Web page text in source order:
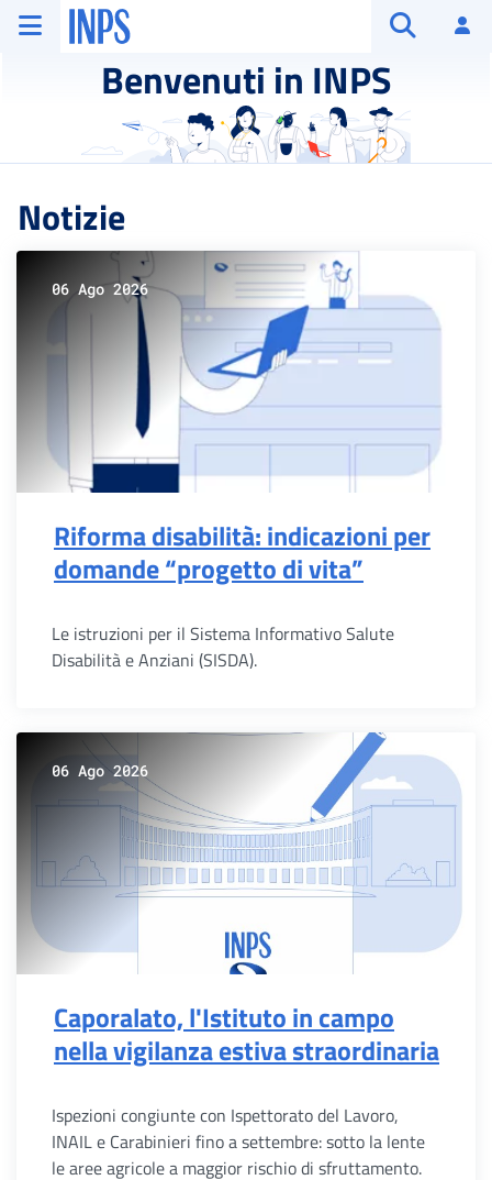
Vai al menu principale
Vai al contenuto principale
Vai al pie' di pagina
INPS ()
Benvenuti in INPS
Notizie
06 Ago 2026
Riforma disabilità: indicazioni per
domande “progetto di vita”
Le istruzioni per il Sistema Informativo Salute
Disabilità e Anziani (SISDA).
06 Ago 2026
Caporalato, l'Istituto in campo
nella vigilanza estiva straordinaria
Ispezioni congiunte con Ispettorato del Lavoro,
INAIL e Carabinieri fino a settembre: sotto la lente
le aree agricole a maggior rischio di sfruttamento.